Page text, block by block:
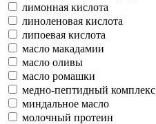
лимонная кислота
линоленовая кислота
липоевая кислота
масло макадамии
масло оливы
масло ромашки
медно-пептидный комплекс
миндальное масло
молочный протеин